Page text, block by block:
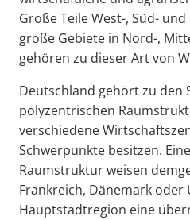
Große Teile West-, Süd-
große Gebiete in Nord-,
gehören zu dieser Art von
Deutschland gehört zu den
polyzentrischen
verschiedene
Schwerpunkte besitzen.
Raumstruktur weisen
Frankreich, Dänemark
Hauptstadtregion eine